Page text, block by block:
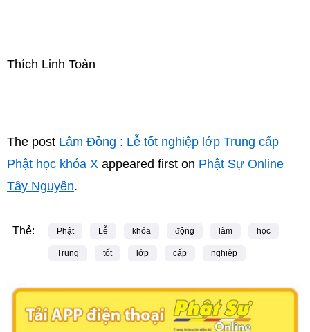
Thích Linh Toàn
The post Lâm Đồng : Lễ tốt nghiệp lớp Trung cấp
Phật học khóa X appeared first on Phật Sự Online
Tây Nguyên.
Thẻ: Phật Lễ khóa động làm học
Trung tốt lớp cấp nghiệp